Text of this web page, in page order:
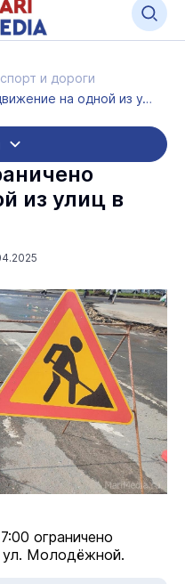
и дороги
В Йошкар-Оле ограничено движение на одной из улиц в Тарханово
из улиц в
ограничено
Молодёжной.